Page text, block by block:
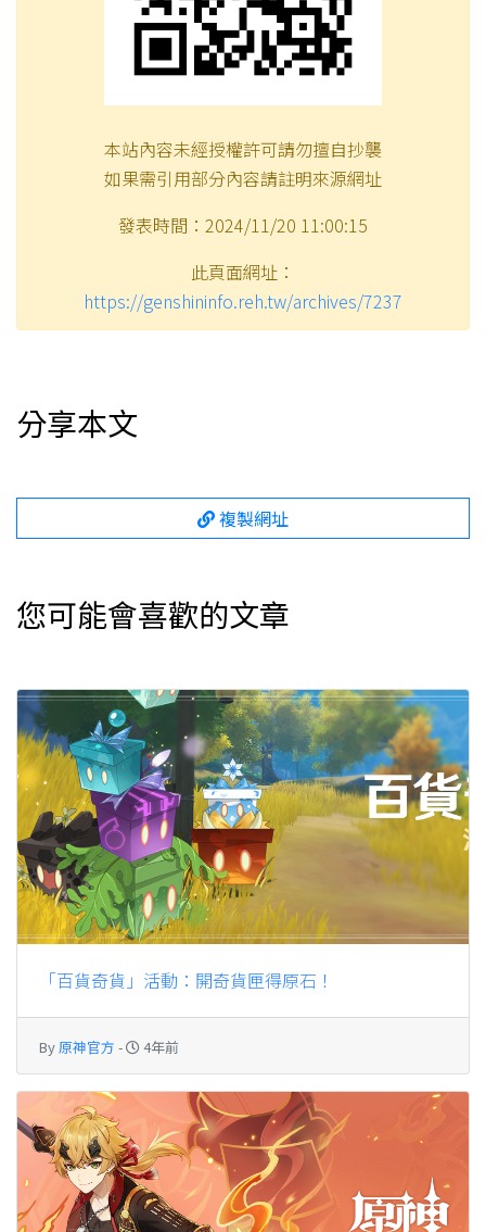
本站內容未經授權許可請勿擅自抄襲
如果需引用部分內容請註明來源網址
發表時間：2024/11/20 11:00:15
此頁面網址：
https://genshininfo.reh.tw/archives/7237
分享本文
複製網址
您可能會喜歡的文章
「百貨奇貨」活動：開奇貨匣得原石！
By 原神官方 - 4年前